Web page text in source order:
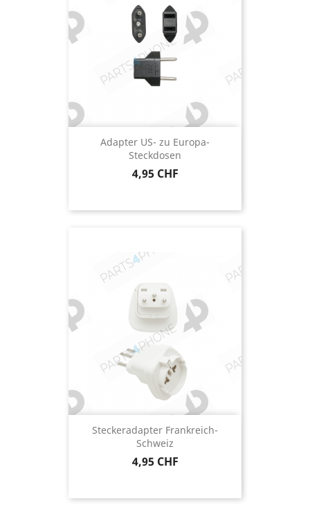
Adapter US- zu Europa-
Steckdosen
Preis
4,95 CHF
Steckeradapter Frankreich-
Schweiz
Preis
4,95 CHF